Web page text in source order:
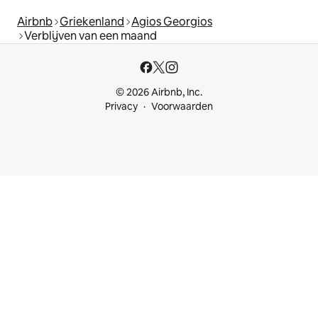
Airbnb Griekenland Agios Georgios
Verblijven van een maand
© 2026 Airbnb, Inc.
Privacy
Voorwaarden